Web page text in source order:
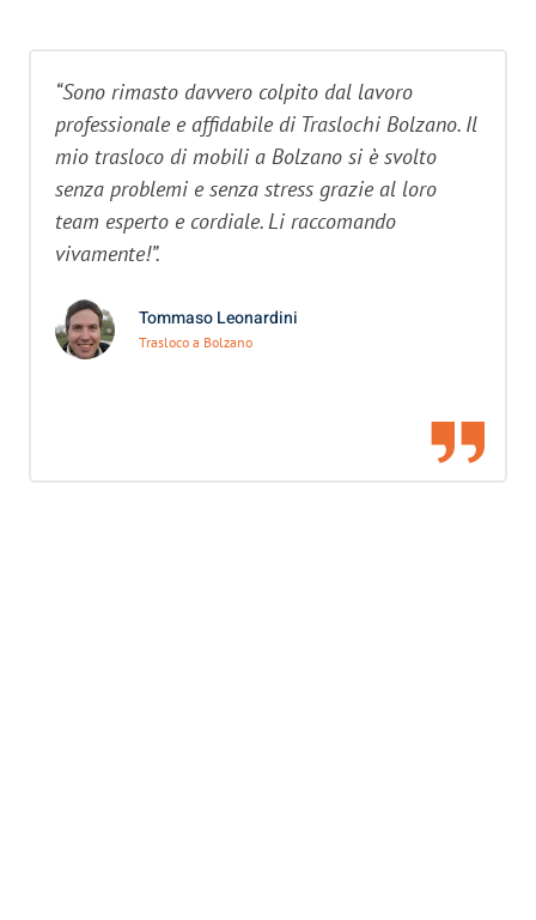
“Sono rimasto davvero colpito dal lavoro
professionale e affidabile di Traslochi Bolzano. Il
mio trasloco di mobili a Bolzano si è svolto
senza problemi e senza stress grazie al loro
team esperto e cordiale. Li raccomando
vivamente!”.
Tommaso Leonardini
Trasloco a Bolzano